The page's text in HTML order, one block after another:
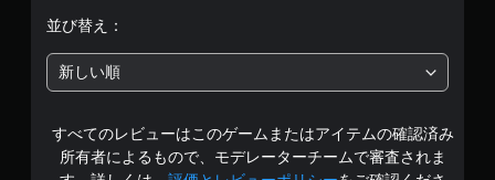
中
の
4
並び替え：
新しい順
すべてのレビューはこのゲームまたはアイテムの確認済み
所有者によるもので、モデレーターチームで審査されま